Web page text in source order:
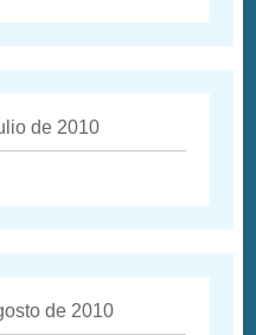
de 2010
de 2010